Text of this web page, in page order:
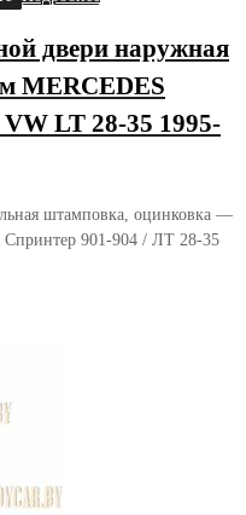
двери наружная
MERCEDES
LT 28-35 1995-
штамповка, оцинковка —
Спринтер 901-904 / ЛТ 28-35